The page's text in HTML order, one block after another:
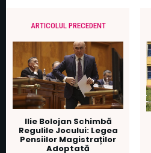
ARTICOLUL PRECEDENT
Ilie Bolojan Schimbă
Regulile Jocului: Legea
Pensiilor Magistraților
Adoptată